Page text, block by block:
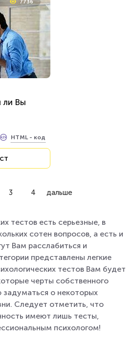
7736
ли Вы
HTML - код
3 4 дальше
тестов есть серьезные, в
сотен вопросов, а есть и
Вам расслабиться и
представлены легкие
тестов Вам будет
черты собственного
задуматься о некоторых
Следует отметить, что
имеют лишь тесты,
психологом!